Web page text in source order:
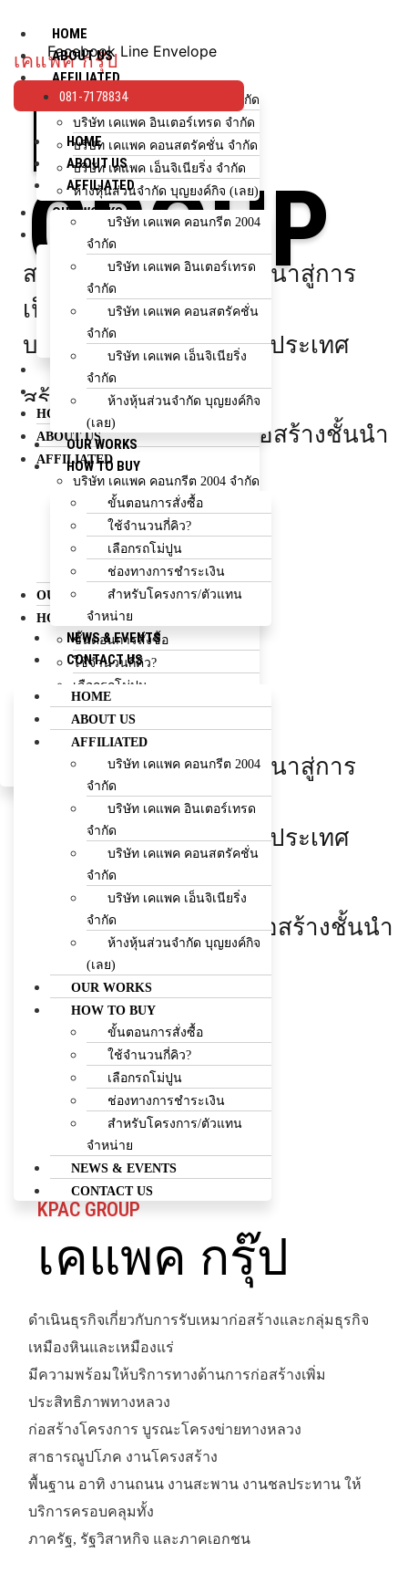
content
HOME
ABOUT US
AFFILIATED
บริษัท เคแพค คอนกรีต 2004 จำกัด
บริษัท เคแพค อินเตอร์เทรด จำกัด
บริษัท เคแพค คอนสตรัคชั่น จำกัด
บริษัท เคแพค เอ็นจิเนียริ่ง จำกัด
ห้างหุ้นส่วนจำกัด บุญยงค์กิจ (เลย)
OUR WORKS
HOW TO BUY
ขั้นตอนการสั่งซื้อ
ใช้จำนวนกี่คิว?
เลือกรถโม่ปูน
ช่องทางการชำระเงิน
สำหรับโครงการ/ตัวแทนจำหน่าย
NEWS & EVENTS
CONTACT US
HOME
ABOUT US
AFFILIATED
บริษัท เคแพค คอนกรีต 2004 จำกัด
บริษัท เคแพค อินเตอร์เทรด จำกัด
บริษัท เคแพค คอนสตรัคชั่น จำกัด
บริษัท เคแพค เอ็นจิเนียริ่ง จำกัด
ห้างหุ้นส่วนจำกัด บุญยงค์กิจ (เลย)
OUR WORKS
HOW TO BUY
ขั้นตอนการสั่งซื้อ
ใช้จำนวนกี่คิว?
เลือกรถโม่ปูน
ช่องทางการชำระเงิน
สำหรับโครงการ/ตัวแทนจำหน่าย
CONTACT US
Facebook Line Envelope
081-7178834
Facebook Line Envelope
081-7178834
HOME
ABOUT US
AFFILIATED
บริษัท เคแพค คอนกรีต 2004
จำกัด
บริษัท เคแพค อินเตอร์เทรด
จำกัด
บริษัท เคแพค คอนสตรัคชั่น
จำกัด
บริษัท เคแพค เอ็นจิเนียริ่ง
จำกัด
ห้างหุ้นส่วนจำกัด บุญยงค์กิจ
(เลย)
OUR WORKS
HOW TO BUY
ขั้นตอนการสั่งซื้อ
ใช้จำนวนกี่คิว?
เลือกรถโม่ปูน
ช่องทางการชำระเงิน
สำหรับโครงการ/ตัวแทน
จำหน่าย
NEWS & EVENTS
CONTACT US
HOME
ABOUT US
AFFILIATED
บริษัท เคแพค คอนกรีต 2004
จำกัด
บริษัท เคแพค อินเตอร์เทรด
จำกัด
บริษัท เคแพค คอนสตรัคชั่น
จำกัด
บริษัท เคแพค เอ็นจิเนียริ่ง
จำกัด
ห้างหุ้นส่วนจำกัด บุญยงค์กิจ
(เลย)
OUR WORKS
HOW TO BUY
ขั้นตอนการสั่งซื้อ
ใช้จำนวนกี่คิว?
เลือกรถโม่ปูน
ช่องทางการชำระเงิน
สำหรับโครงการ/ตัวแทน
จำหน่าย
NEWS & EVENTS
CONTACT US
เคแพค กรุ๊ป
KPAC
GROUP
สร้างผลงานคุณภาพ พัฒนาสู่การ
เป็น
บริษัทก่อสร้างชั้นนำของประเทศ
สร้างผลงานคุณภาพ
พัฒนาสู่การเป็นบริษัทก่อสร้างชั้นนำ
ของประเทศ
EXPLOR MORE
เคแพค กรุ๊ป
KPAC
GROUP
สร้างผลงานคุณภาพ พัฒนาสู่การ
บริษัทก่อสร้างชั้นนำของประเทศ
สร้างผลงานคุณภาพ
พัฒนาสู่การเป็นบริษัทก่อสร้างชั้นนำ
ของประเทศ
EXPLOR MORE
KPAC GROUP
เคแพค กรุ๊ป
ดำเนินธุรกิจเกี่ยวกับการรับเหมาก่อสร้างและกลุ่มธุรกิจ
เหมืองหินและเหมืองแร่
มีความพร้อมให้บริการทางด้านการก่อสร้างเพิ่ม
ประสิทธิภาพทางหลวง
ก่อสร้างโครงการ บูรณะโครงข่ายทางหลวง
สาธารณูปโภค งานโครงสร้าง
พื้นฐาน อาทิ งานถนน งานสะพาน งานชลประทาน ให้
บริการครอบคลุมทั้ง
ภาครัฐ, รัฐวิสาหกิจ และภาคเอกชน